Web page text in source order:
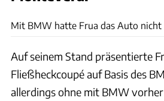
Mit BMW hatte Frua das Auto nicht
Auf seinem Stand präsentierte
Fließheckcoupé auf Basis des
allerdings ohne mit BMW